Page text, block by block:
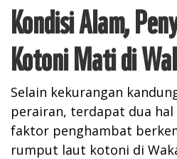
Kondisi Alam,
Kotoni Mati di
Selain kekurangan
perairan, terdapat dua hal
faktor penghambat
rumput laut kotoni di